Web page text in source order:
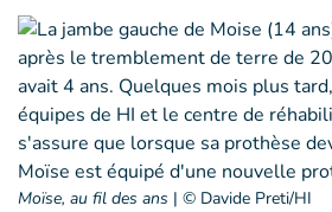
Moïse, au fil des ans | © Davide Preti/HI